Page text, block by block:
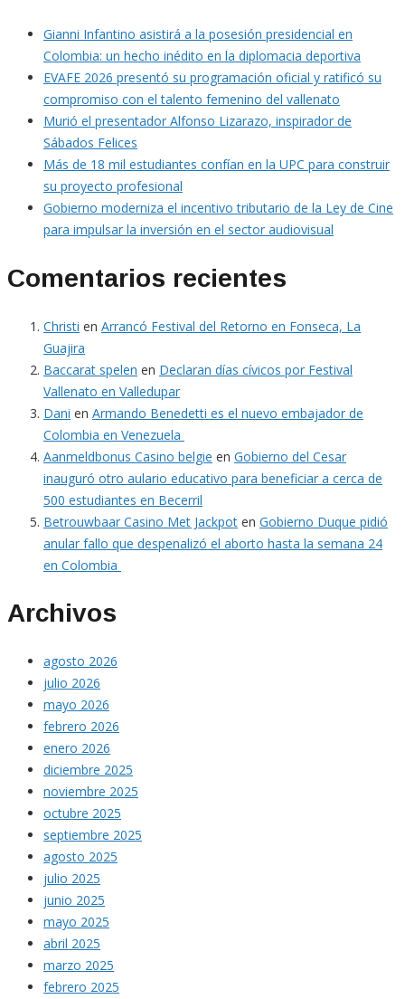
Gianni Infantino asistirá a la posesión presidencial en
Colombia: un hecho inédito en la diplomacia deportiva
EVAFE 2026 presentó su programación oficial y ratificó su
compromiso con el talento femenino del vallenato
Murió el presentador Alfonso Lizarazo, inspirador de
Sábados Felices
Más de 18 mil estudiantes confían en la UPC para construir
su proyecto profesional
Gobierno moderniza el incentivo tributario de la Ley de Cine
para impulsar la inversión en el sector audiovisual
Comentarios recientes
Christi en Arrancó Festival del Retorno en Fonseca, La
Guajira
Baccarat spelen en Declaran días cívicos por Festival
Vallenato en Valledupar
Dani en Armando Benedetti es el nuevo embajador de
Colombia en Venezuela
Aanmeldbonus Casino belgie en Gobierno del Cesar
inauguró otro aulario educativo para beneficiar a cerca de
500 estudiantes en Becerril
Betrouwbaar Casino Met Jackpot en Gobierno Duque pidió
anular fallo que despenalizó el aborto hasta la semana 24
en Colombia
Archivos
agosto 2026
julio 2026
mayo 2026
febrero 2026
enero 2026
diciembre 2025
noviembre 2025
octubre 2025
septiembre 2025
agosto 2025
julio 2025
junio 2025
mayo 2025
abril 2025
marzo 2025
febrero 2025